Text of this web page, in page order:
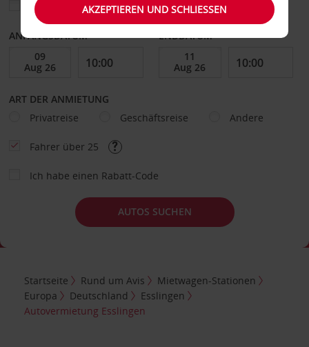
Eine andere Rückgabestation auswählen
ANFANGSDATUM ENDDATUM
ART DER ANMIETUNG
Privatreise
Geschäftsreise Andere
Fahrer über 25
Ich habe einen Rabatt-Code
AUTOS SUCHEN
Startseite Rund um Avis
Mietwagen-Stationen
Europa
Deutschland
Esslingen
Autovermietung Esslingen
AKZEPTIEREN UND SCHLIESSEN